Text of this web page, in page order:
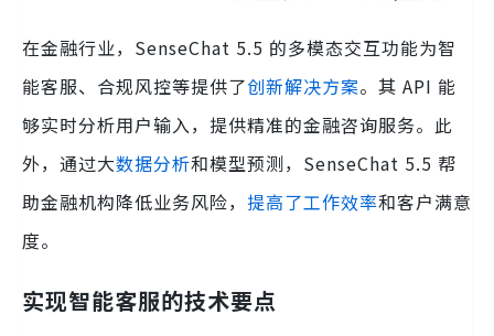
在金融行业，SenseChat 5.5 的多模态交互功能为智
能客服、合规风控等提供了创新解决方案。其 API 能
够实时分析用户输入，提供精准的金融咨询服务。此
外，通过大数据分析和模型预测，SenseChat 5.5 帮
助金融机构降低业务风险， 提高了工作效率和客户满意
度。
实现智能客服的技术要点